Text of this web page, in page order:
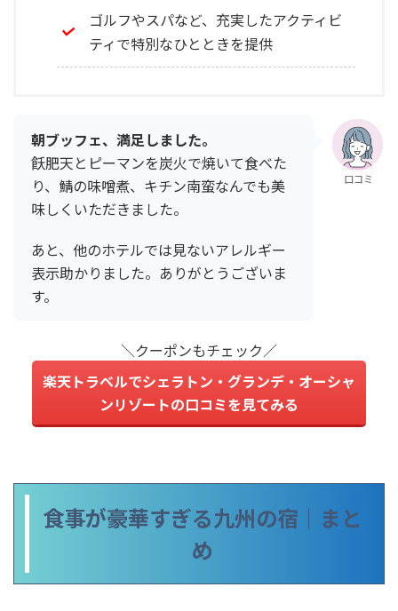
ゴルフやスパなど、充実したアクティビ
ティで特別なひとときを提供
朝ブッフェ、満足しました。
飫肥天とピーマンを炭火で焼いて食べた
り、鯖の味噌煮、キチン南蛮なんでも美
味しくいただきました。
あと、他のホテルでは見ないアレルギー
表示助かりました。ありがとうございま
す。
口コミ
＼クーポンもチェック／
楽天トラベルでシェラトン・グランデ・オーシャ
ンリゾートの口コミを見てみる
食事が豪華すぎる九州の宿｜まと
め